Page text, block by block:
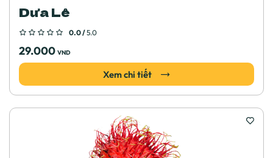
Dưa Lê
0.0 /5.0
29.000 VND
Xem chi tiết